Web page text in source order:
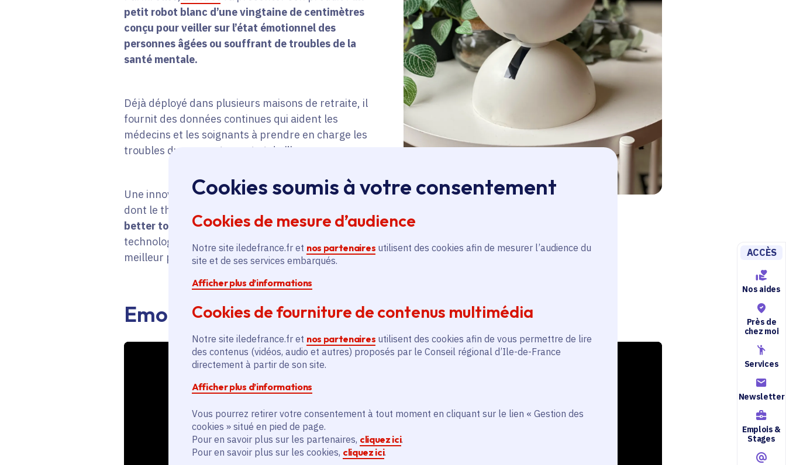
Cookies soumis à votre consentement
Cookies de mesure d’audience
Notre site iledefrance.fr et nos partenaires utilisent des cookies afin de mesurer l’audience du
site et de ses services embarqués.
Afficher plus d’informations
Cookies de fourniture de contenus multimédia
Notre site iledefrance.fr et nos partenaires utilisent des cookies afin de vous permettre de lire
des contenus (vidéos, audio et autres) proposés par le Conseil régional d’Ile-de-France
directement à partir de son site.
Afficher plus d’informations
Vous pourrez retirer votre consentement à tout moment en cliquant sur le lien « Gestion des
cookies » situé en pied de page.
Pour en savoir plus sur les partenaires, cliquez ici.
Pour en savoir plus sur les cookies, cliquez ici.
ACCÈS
Nos aides
Près de
chez moi
Services
Newsletter
Emplois &
Stages
petit robot blanc d’une vingtaine de centimètres
conçu pour veiller sur l’état émotionnel des
personnes âgées ou souffrant de troubles de la
santé mentale.
Déjà déployé dans plusieurs maisons de retraite, il
fournit des données continues qui aident les
médecins et les soignants à prendre en charge les
troubles du comportement et de l’humeur.
Une innovation qui devrait faire sensation au salon
dont le thème de l’édition 2023 est
better tomorrow » oucomment l’innovation
technologique peut se mettre au service d’un futur
meilleur pour tous.
Emobot se dévoile en images